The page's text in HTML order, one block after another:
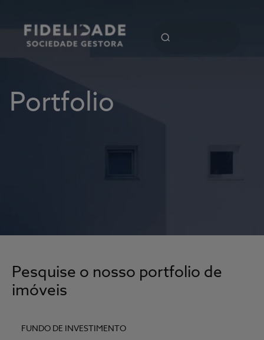
Portfolio
Pesquise o nosso portfolio de
imóveis
FUNDO DE INVESTIMENTO